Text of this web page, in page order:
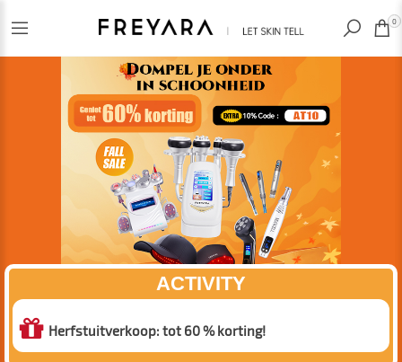
RECENT BEKEKEN 0
ACTIVITY
Herfstuitverkoop: tot 60 % korting!‪